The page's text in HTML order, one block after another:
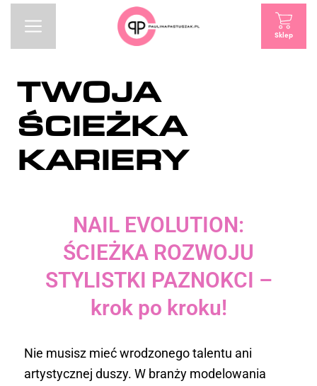
Sklep
TWOJA
ŚCIEŻKA
KARIERY
NAIL EVOLUTION:
ŚCIEŻKA ROZWOJU
STYLISTKI PAZNOKCI –
krok po kroku!
Nie musisz mieć wrodzonego talentu ani
artystycznej duszy. W branży modelowania